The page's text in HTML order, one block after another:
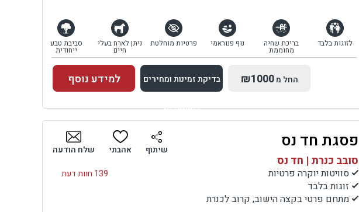
לזוגות בלבד בריכת שחיה
מחוממת
נוף פנוראמי פרטיות מוחלטת ניתן לארח בעלי
חיים
סביבת טבע
ייחודית
החל מ₪1000 בדיקת זמינות ומחירים
למתחם זה
בדיקת זמינות ומחירים
למידע נוסף
פסגת חד נס
סובב כנרת | חד נס
139 חוות דעת
סוויטות יוקרה פרטיות
זוגות בלבד
מתחם פרטי בקצה הישוב, קרוב לכנרת
שיתוף אהבתי שלח הודעה